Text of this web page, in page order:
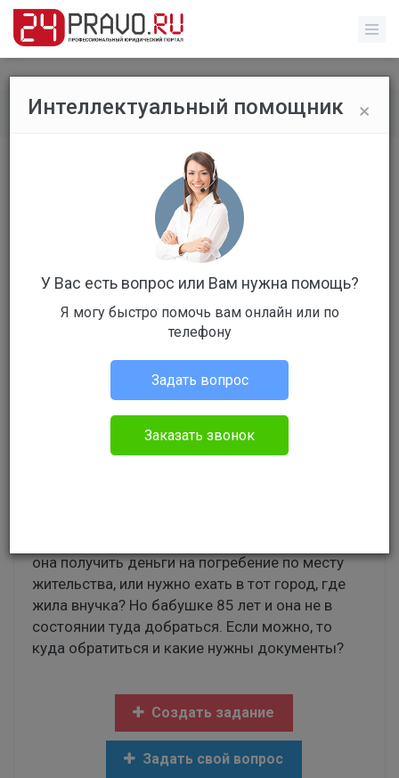
Все вопросы / Прочее
Может ли бабушка получить деньги
на погребение?
Вопрос уже решен
Ответов: 0
она получить деньги на погребение по месту
жительства, или нужно ехать в тот город, где
жила внучка? Но бабушке 85 лет и она не в
состоянии туда добраться. Если можно, то
куда обратиться и какие нужны документы?
Создать задание
Задать свой вопрос
×
Интеллектуальный помощник
У Вас есть вопрос или Вам нужна помощь?
Я могу быстро помочь вам онлайн или по
телефону
Задать вопрос
Заказать звонок